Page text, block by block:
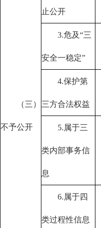
（三）
不予公开
止公开
3.危及“三
安全一稳定”
4.保护第
三方合法权益
5.属于三
类内部事务信
息
6.属于四
类过程性信息